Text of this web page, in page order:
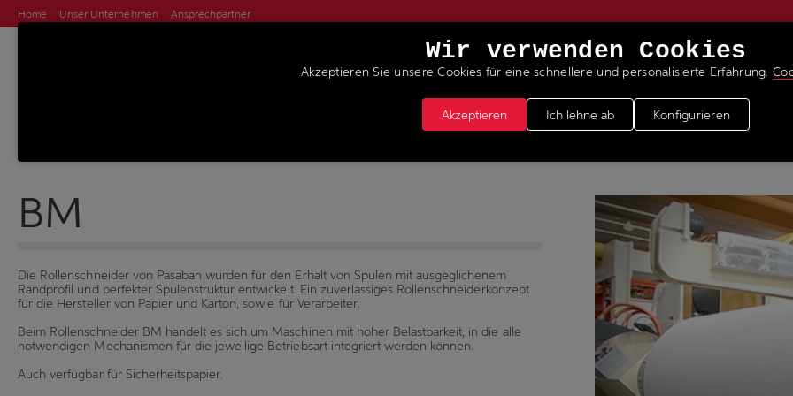
Home Unser Unternehmen Ansprechpartner
MASCHINEN SERVICELEISTUNGEN NEUIGKEITEN & MEDIEN
BM
Die Rollenschneider von Pasaban wurden für den Erhalt von Spulen mit ausgeglichenem
Randprofil und perfekter Spulenstruktur entwickelt. Ein zuverlässiges Rollenschneiderkonzept
für die Hersteller von Papier und Karton, sowie für Verarbeiter.
Beim Rollenschneider BM handelt es sich um Maschinen mit hoher Belastbarkeit, in die alle
notwendigen Mechanismen für die jeweilige Betriebsart integriert werden können.
Auch verfügbar für Sicherheitspapier.
Wir verwenden Cookies
Akzeptieren Sie unsere Cookies für eine schnellere und personalisierte Erfahrung.
Konfigurieren
Ich lehne ab
Akzeptieren